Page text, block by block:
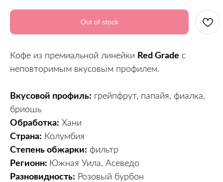
Out of stock
Кофе из премиальной линейки Red Grade с
неповторимым вкусовым профилем.
Вкусовой профиль: грейпфрут, папайя, фиалка,
бриошь
Обработка: Хани
Страна: Колумбия
Степень обжарки: фильтр
Регионн: Южная Уила, Асеведо
Разновидность: Розовый бурбон